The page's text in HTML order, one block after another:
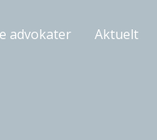
advokater Aktuelt